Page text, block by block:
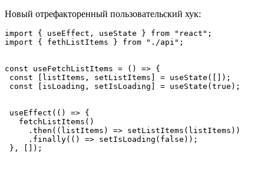
Новый отрефакторенный пользовательский хук:
import { useEffect, useState } from "react";
import { fethListItems } from "./api";
const useFetchListItems = () => {
const [listItems, setListItems] = useState([]);
const [isLoading, setIsLoading] = useState(true);
useEffect(() => {
   fetchListItems()
     .then((listItems) => setListItems(listItems))
     .finally(() => setIsLoading(false));
}, []);